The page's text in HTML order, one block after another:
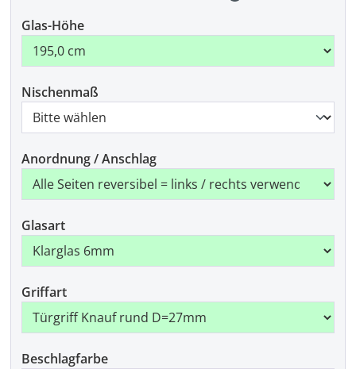
Glas-Höhe
Nischenmaß
Anordnung / Anschlag
Glasart
Griffart
Beschlagfarbe